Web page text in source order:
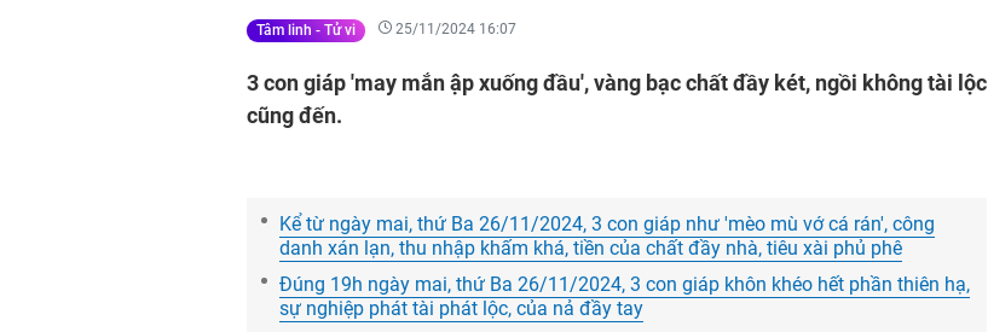
Tâm linh - Tử vi 25/11/2024 16:07
3 con giáp 'may mắn ập xuống đầu', vàng bạc chất đầy két, ngồi không tài lộc
cũng đến.
Kể từ ngày mai, thứ Ba 26/11/2024, 3 con giáp như 'mèo mù vớ cá rán', công
danh xán lạn, thu nhập khấm khá, tiền của chất đầy nhà, tiêu xài phủ phê
Đúng 19h ngày mai, thứ Ba 26/11/2024, 3 con giáp khôn khéo hết phần thiên hạ,
sự nghiệp phát tài phát lộc, của nả đầy tay